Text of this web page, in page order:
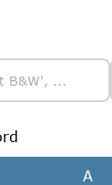
A